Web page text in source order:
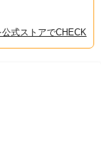
式ストアでCHECK